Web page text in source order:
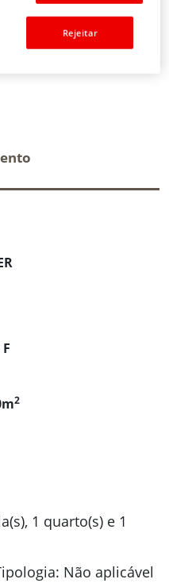
2
1 quarto(s) e 1
Não aplicável
Rejeitar